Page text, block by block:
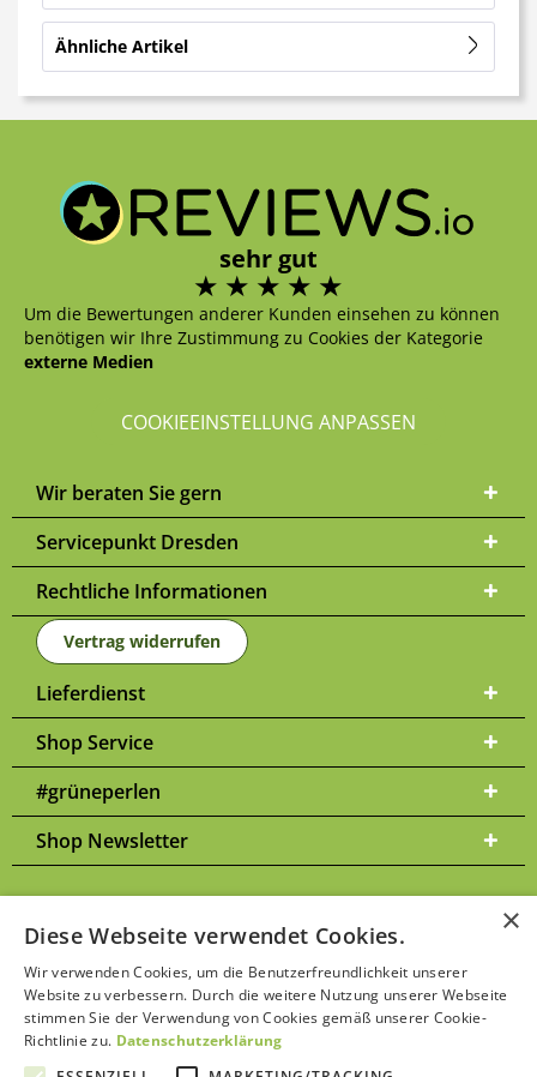
Ähnliche Artikel
sehr gut
Um die Bewertungen anderer Kunden einsehen zu können
benötigen wir Ihre Zustimmung zu Cookies der Kategorie
externe Medien
COOKIEEINSTELLUNG ANPASSEN
Wir beraten Sie gern
Servicepunkt Dresden
Rechtliche Informationen
Vertrag widerrufen
Lieferdienst
Shop Service
#grüneperlen
Shop Newsletter
* Alle Preise inkl. gesetzl. Mehrwertsteuer zzgl. Versandkosten
ggf. Nachnahmegebühren, wenn nicht anders beschrieben | Bitte
beachten Sie unsereDatenschutzerklärung
×
Diese Webseite verwendet Cookies.
Wir verwenden Cookies, um die Benutzerfreundlichkeit unserer
Website zu verbessern. Durch die weitere Nutzung unserer Webseite
stimmen Sie der Verwendung von Cookies gemäß unserer Cookie-
Richtlinie zu. Datenschutzerklärung